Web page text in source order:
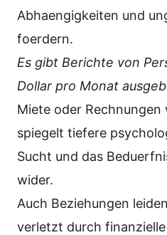
Abhaengigkeiten und
foerdern.
Es gibt Berichte von
Dollar pro Monat
Miete oder Rechnungen
spiegelt tiefere
Sucht und das
wider.
Auch Beziehungen
verletzt durch